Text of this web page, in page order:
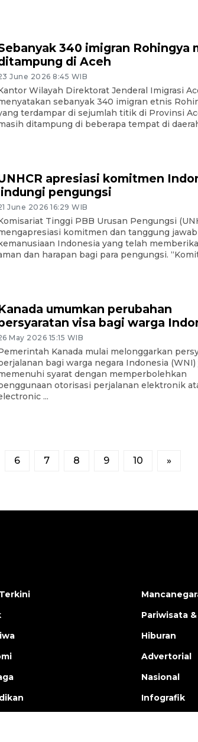
340 imigran Rohingya
di Aceh
June 2026 8:45 WIB
Wilayah Direktorat Jenderal Imigrasi
sebanyak 340 imigran etnis
terdampar di sejumlah titik di Provinsi
ditampung di beberapa tempat di
apresiasi komitmen
pengungsi
June 2026 16:29 WIB
Tinggi PBB Urusan Pengungsi
komitmen dan tanggung jawab
Indonesia yang telah
dan harapan bagi para pengungsi.
umumkan perubahan
visa bagi warga
May 2026 15:15 WIB
Kanada mulai melonggarkan
bagi warga negara Indonesia (WNI)
syarat dengan memperbolehkan
otorisasi perjalanan elektronik
...
6 7 8 9 10 »
Pameran seni rupa
Pariwisata
Hiburan
Advertorial
Nasional
Infografik